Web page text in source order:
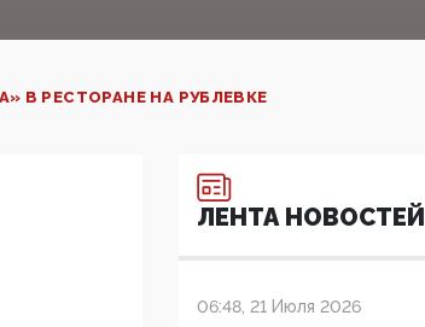
В РЕСТОРАНЕ НА РУБЛЕВКЕ
ЛЕНТА НОВОСТЕЙ
06:48, 21 Июля 2026